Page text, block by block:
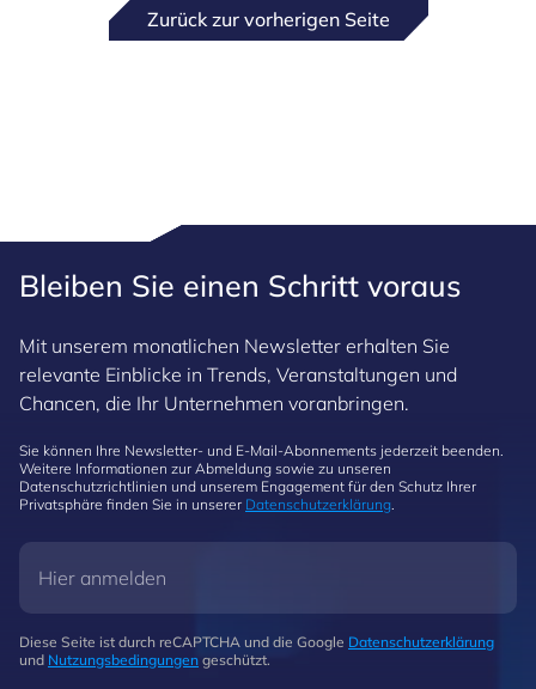
Zurück zur vorherigen Seite
Bleiben Sie einen Schritt voraus
Mit unserem monatlichen Newsletter erhalten Sie
relevante Einblicke in Trends, Veranstaltungen und
Chancen, die Ihr Unternehmen voranbringen.
Sie können Ihre Newsletter- und E-Mail-Abonnements jederzeit beenden.
Weitere Informationen zur Abmeldung sowie zu unseren
Datenschutzrichtlinien und unserem Engagement für den Schutz Ihrer
Privatsphäre finden Sie in unserer Datenschutzerklärung.
Diese Seite ist durch reCAPTCHA und die Google Datenschutzerklärung
und Nutzungsbedingungen geschützt.